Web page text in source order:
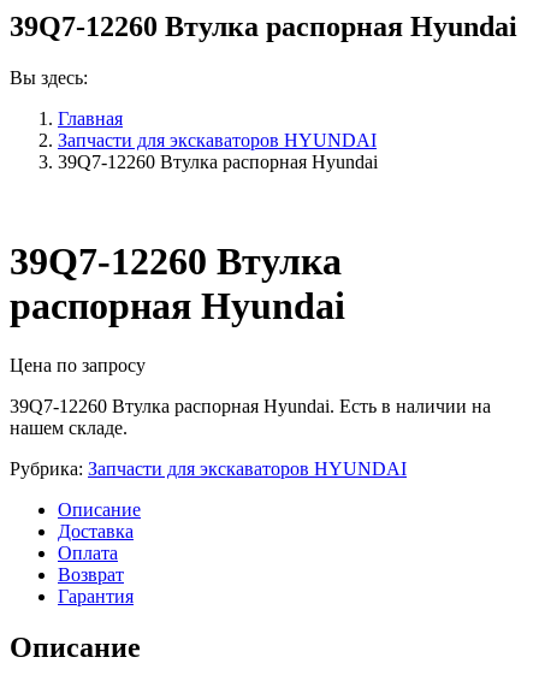
39Q7-12260 Втулка распорная Hyundai
Вы здесь:
Главная
Запчасти для экскаваторов HYUNDAI
39Q7-12260 Втулка распорная Hyundai
39Q7-12260 Втулка
распорная Hyundai
Цена по запросу
39Q7-12260 Втулка распорная Hyundai. Есть в наличии на
нашем складе.
Рубрика: Запчасти для экскаваторов HYUNDAI
Описание
Доставка
Оплата
Возврат
Гарантия
Описание